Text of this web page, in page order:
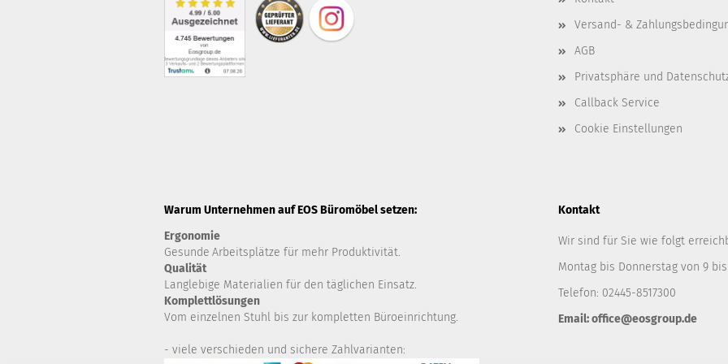
Versand- &
AGB
Privatsphäre und
Callback Service
Cookie Einstellungen
Warum Unternehmen auf EOS Büromöbel setzen:
Ergonomie
Gesunde Arbeitsplätze für mehr Produktivität.
Qualität
Langlebige Materialien für den täglichen Einsatz.
Komplettlösungen
Vom einzelnen Stuhl bis zur kompletten Büroeinrichtung.
- viele verschieden und sichere Zahlvarianten:
Kontakt
Wir sind für Sie wie folgt
Montag bis Donnerstag von 9 bis
Telefon: 02445-8517300
Email: office@eosgroup.de